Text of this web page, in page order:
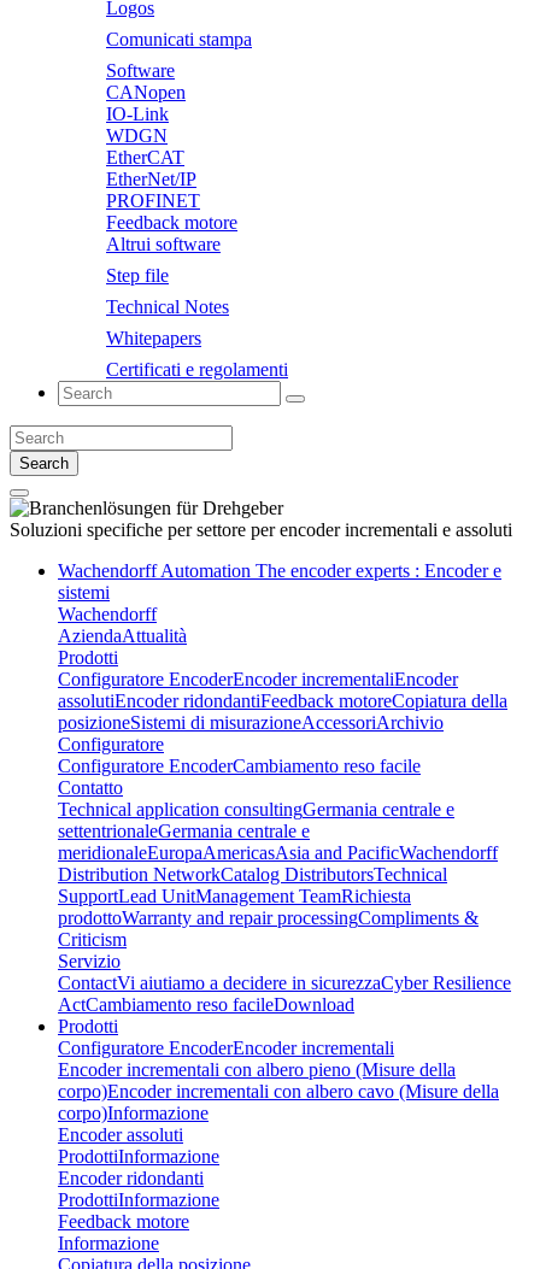
Logos
Comunicati stampa
Software
CANopen
IO-Link
WDGN
EtherCAT
EtherNet/IP
PROFINET
Feedback motore
Altrui software
Step file
Technical Notes
Whitepapers
Certificati e regolamenti
Search
Soluzioni specifiche per settore per encoder incrementali e assoluti
Wachendorff Automation The encoder experts : Encoder e
sistemi
Wachendorff
AziendaAttualità
Prodotti
Configuratore EncoderEncoder incrementaliEncoder
assolutiEncoder ridondantiFeedback motoreCopiatura della
posizioneSistemi di misurazioneAccessoriArchivio
Configuratore
Configuratore EncoderCambiamento reso facile
Contatto
Technical application consultingGermania centrale e
settentrionaleGermania centrale e
meridionaleEuropaAmericasAsia and PacificWachendorff
Distribution NetworkCatalog DistributorsTechnical
SupportLead UnitManagement TeamRichiesta
prodottoWarranty and repair processingCompliments &
Criticism
Servizio
ContactVi aiutiamo a decidere in sicurezzaCyber Resilience
ActCambiamento reso facileDownload
Prodotti
Configuratore EncoderEncoder incrementali
Encoder incrementali con albero pieno (Misure della
corpo)Encoder incrementali con albero cavo (Misure della
corpo)Informazione
Encoder assoluti
ProdottiInformazione
Encoder ridondanti
ProdottiInformazione
Feedback motore
Informazione
Copiatura della posizione